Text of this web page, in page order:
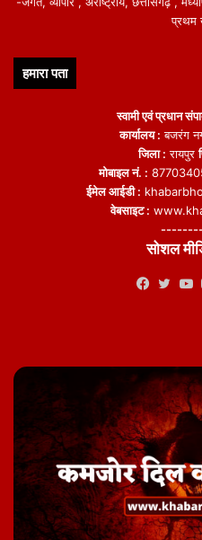
प्रथम
हमारा पता
स्वामी एवं प्रधान
कार्यालय : बजरंग
जिला : रायपुर
मोबाइल नं. :
ईमेल आईडी :
वेबसाइट :
सोशल